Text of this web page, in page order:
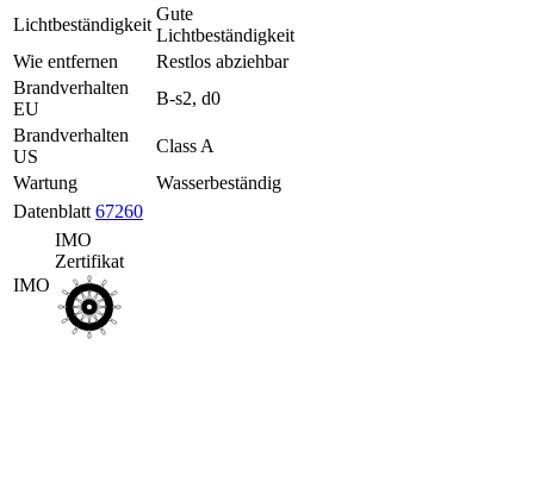
Lichtbeständigkeit
Gute
Lichtbeständigkeit
Wie entfernen
Restlos abziehbar
Brandverhalten
EU
B-s2, d0
Brandverhalten
US
Class A
Wartung
Wasserbeständig
Datenblatt 67260
IMO
IMO
Zertifikat
Musteranträge
Vorrat
Profi
Presse
Bereich
Bestellplattform